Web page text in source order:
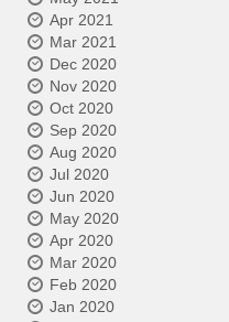
Apr 2021
Mar 2021
Dec 2020
Nov 2020
Oct 2020
Sep 2020
Aug 2020
Jul 2020
Jun 2020
May 2020
Apr 2020
Mar 2020
Feb 2020
Jan 2020